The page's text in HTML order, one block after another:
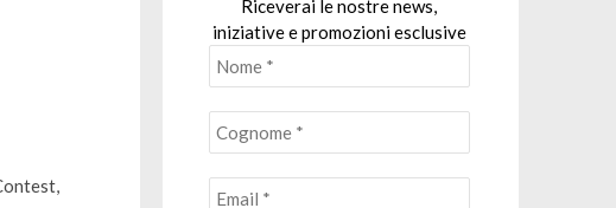
Riceverai le nostre news,
iniziative e promozioni esclusive